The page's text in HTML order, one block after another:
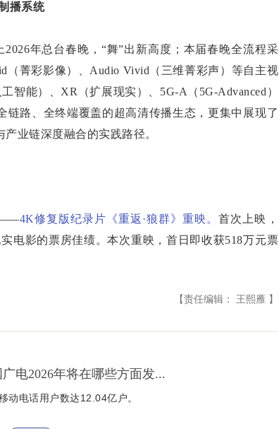
播系统
年总台春晚，“舞”出新高度；本届春晚全流程采
菁彩影像）、Audio Vivid（三维菁彩声）等自主视
智能）、XR（扩展现实）、5G-A（5G-Advanced）
路、全终端覆盖的超高清传播生态，更集中展现了
业链深度融合的实践路径。
——4K修复版纪录片《重返·狼群》重映。首次上映，
电影的票房佳绩。本次重映，首日即收获518万元票
【责任编辑： 王熙雁 】
广电2026年将在哪些方面发...
动电话用户数达12.04亿户。